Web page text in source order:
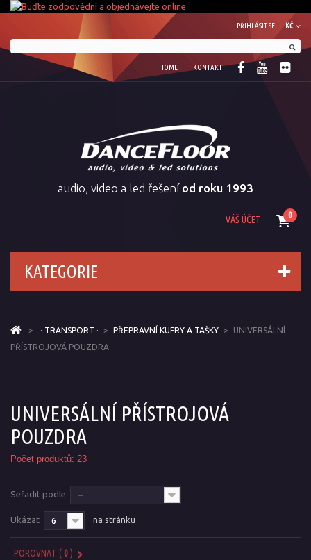
KČ
PŘIHLÁSIT SE
HOME KONTAKT
audio, video a led řešení od roku 1993
0
VÁŠ ÚČET
KATEGORIE
> · TRANSPORT · > PŘEPRAVNÍ KUFRY A TAŠKY >
UNIVERSÁLNÍ
PŘÍSTROJOVÁ POUZDRA
UNIVERSÁLNÍ PŘÍSTROJOVÁ
POUZDRA
Počet produktů: 23
Seřadit podle --
Ukázat 6 na stránku
POROVNAT (0)